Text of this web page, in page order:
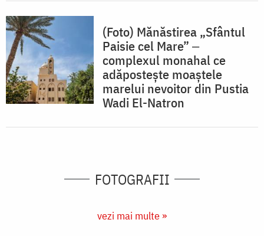
(Foto) Mănăstirea „Sfântul
Paisie cel Mare” ‒
complexul monahal ce
adăpostește moaștele
marelui nevoitor din Pustia
Wadi El-Natron
FOTOGRAFII
vezi mai multe »